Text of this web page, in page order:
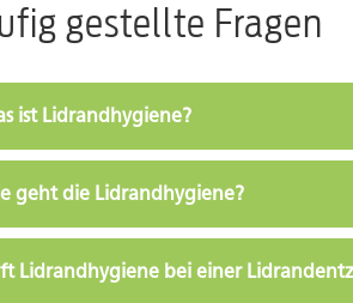
gestellte Fragen
ist Lidrandhygiene?
geht die Lidrandhygiene?
Lidrandhygiene bei einer